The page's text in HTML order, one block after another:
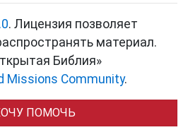
. Лицензия позволяет
материал.
Библия»
Missions Community.
ПОМОЧЬ